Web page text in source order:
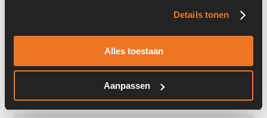
Details tonen
Alles toestaan
Aanpassen